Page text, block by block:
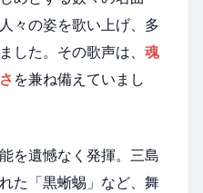
々の姿を歌い上げ、多
した。その歌声は、 魂
を兼ね備えていまし
を遺憾なく発揮。三島
た「黒蜥蜴」など、舞